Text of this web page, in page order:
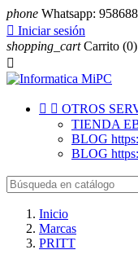
phone Whatsapp:
 Iniciar sesión
shopping_cart Carrito (0)

  OTROS
TIENDA
BLOG
BLOG
Inicio
Marcas
PRITT